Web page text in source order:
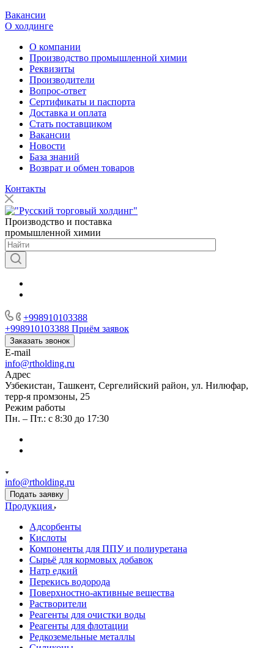
Вакансии
О холдинге
О компании
Производство промышленной химии
Реквизиты
Производители
Вопрос-ответ
Сертификаты и паспорта
Доставка и оплата
Стать поставщиком
Вакансии
Новости
База знаний
Возврат и обмен товаров
Контакты
Производство и поставка
промышленной химии
+998910103388
+998910103388 Приём заявок
Заказать звонок
E-mail
info@rtholding.ru
Адрес
Узбекистан, Ташкент, Сергелийский район, ул. Нилюфар,
терр-я промзоны, 25
Режим работы
Пн. – Пт.: с 8:30 до 17:30
info@rtholding.ru
Подать заявку
Продукция
Адсорбенты
Кислоты
Компоненты для ППУ и полиуретана
Сырьё для кормовых добавок
Натр едкий
Перекись водорода
Поверхностно-активные вещества
Растворители
Реагенты для очистки воды
Реагенты для флотации
Редкоземельные металлы